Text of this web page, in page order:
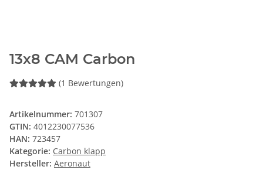
13x8 CAM Carbon
(1 Bewertungen)
Artikelnummer: 701307
GTIN: 4012230077536
HAN: 723457
Kategorie: Carbon klapp
Hersteller: Aeronaut